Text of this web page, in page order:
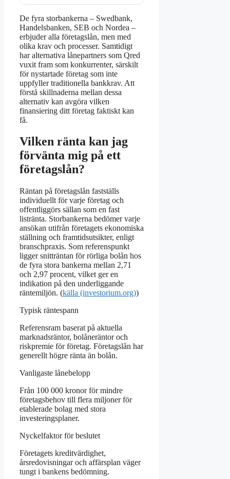
De fyra storbankerna – Swedbank,
Handelsbanken, SEB och Nordea –
erbjuder alla företagslån, men med
olika krav och processer. Samtidigt
har alternativa lånepartners som Qred
vuxit fram som konkurrenter, särskilt
för nystartade företag som inte
uppfyller traditionella bankkrav. Att
förstå skillnaderna mellan dessa
alternativ kan avgöra vilken
finansiering ditt företag faktiskt kan
få.
Vilken ränta kan jag
förvänta mig på ett
företagslån?
Räntan på företagslån fastställs
individuellt för varje företag och
offentliggörs sällan som en fast
listränta. Storbankerna bedömer varje
ansökan utifrån företagets ekonomiska
ställning och framtidsutsikter, enligt
branschpraxis. Som referenspunkt
ligger snitträntan för rörliga bolån hos
de fyra stora bankerna mellan 2,71
och 2,97 procent, vilket ger en
indikation på den underliggande
räntemiljön. (källa (investorium.org))
Typisk räntespann
Referensram baserat på aktuella
marknadsräntor, bolåneräntor och
riskpremie för företag. Företagslån har
generellt högre ränta än bolån.
Vanligaste lånebelopp
Från 100 000 kronor för mindre
företagsbehov till flera miljoner för
etablerade bolag med stora
investeringsplaner.
Nyckelfaktor för beslutet
Företagets kreditvärdighet,
årsredovisningar och affärsplan väger
tungt i bankens bedömning.